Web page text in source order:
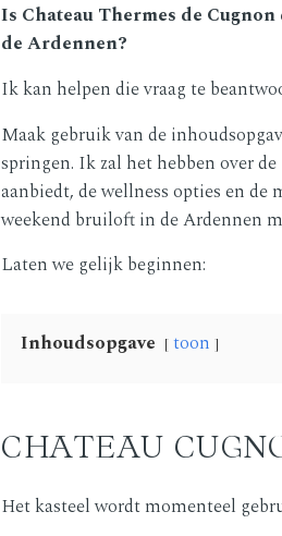
Is Chateau Thermes de
de Ardennen?
Ik kan helpen die vraag te
Maak gebruik van de
springen. Ik zal het hebben over
aanbiedt, de wellness opties en
weekend bruiloft in de Ardennen
Laten we gelijk beginnen:
Inhoudsopgave toon
CHATEAU
Het kasteel wordt momenteel